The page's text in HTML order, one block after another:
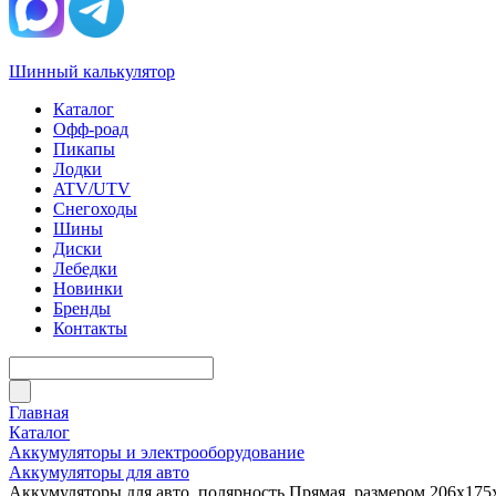
Шинный калькулятор
Каталог
Офф-роад
Пикапы
Лодки
ATV/UTV
Снегоходы
Шины
Диски
Лебедки
Новинки
Бренды
Контакты
Главная
Каталог
Аккумуляторы и электрооборудование
Аккумуляторы для авто
Аккумуляторы для авто, полярность Прямая, размером